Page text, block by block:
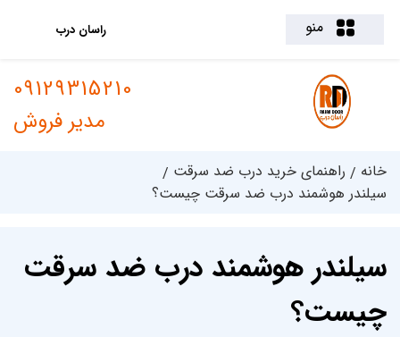
منو راسان درب
09129315210
مدیر فروش
خانه
راهنمای خرید درب ضد سرقت
سیلندر هوشمند درب ضد سرقت چیست؟
سیلندر هوشمند درب ضد سرقت
چیست؟